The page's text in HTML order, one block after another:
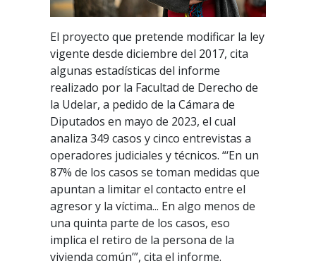
El proyecto que pretende modificar la ley
vigente desde diciembre del 2017, cita
algunas estadísticas del informe
realizado por la Facultad de Derecho de
la Udelar, a pedido de la Cámara de
Diputados en mayo de 2023, el cual
analiza 349 casos y cinco entrevistas a
operadores judiciales y técnicos. “‘En un
87% de los casos se toman medidas que
apuntan a limitar el contacto entre el
agresor y la víctima... En algo menos de
una quinta parte de los casos, eso
implica el retiro de la persona de la
vivienda común’”, cita el informe.